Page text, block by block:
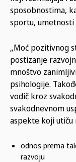
sposobnostima,
sportu, umetnosti
„Moć pozitivnog
postizanje
mnoštvo
psihologije.
vodič kroz
svakodnevnom
aspekte koji utiču
odnos prema
razvoju